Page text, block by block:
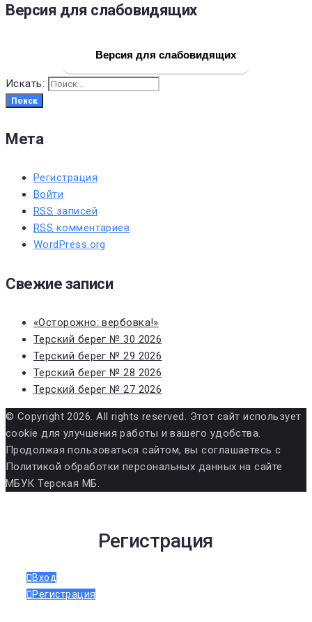
Версия для слабовидящих
Версия для слабовидящих
Искать:
Поиск
Мета
Регистрация
Войти
RSS записей
RSS комментариев
WordPress.org
Свежие записи
«Осторожно: вербовка!»
Терский берег № 30 2026
Терский берег № 29 2026
Терский берег № 28 2026
Терский берег № 27 2026
© Copyright 2026. All rights reserved. Этот сайт использует
cookie для улучшения работы и вашего удобства.
Продолжая пользоваться сайтом, вы соглашаетесь с
Политикой обработки персональных данных на сайте
МБУК Терская МБ.
Регистрация
Вход
Регистрация